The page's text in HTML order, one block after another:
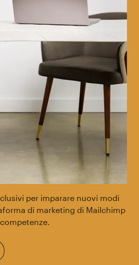
per imparare nuovi modi
di marketing di Mailchimp